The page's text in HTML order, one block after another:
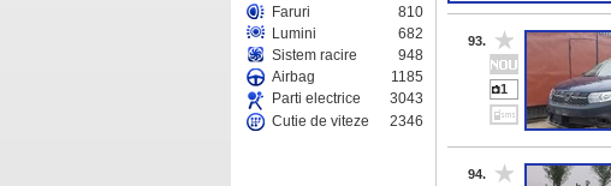
Faruri
810
Lumini
682
Sistem racire
948
Airbag
1185
Parti electrice
3043
Cutie de viteze
2346
0763..619..001
loga
93.
1
94.